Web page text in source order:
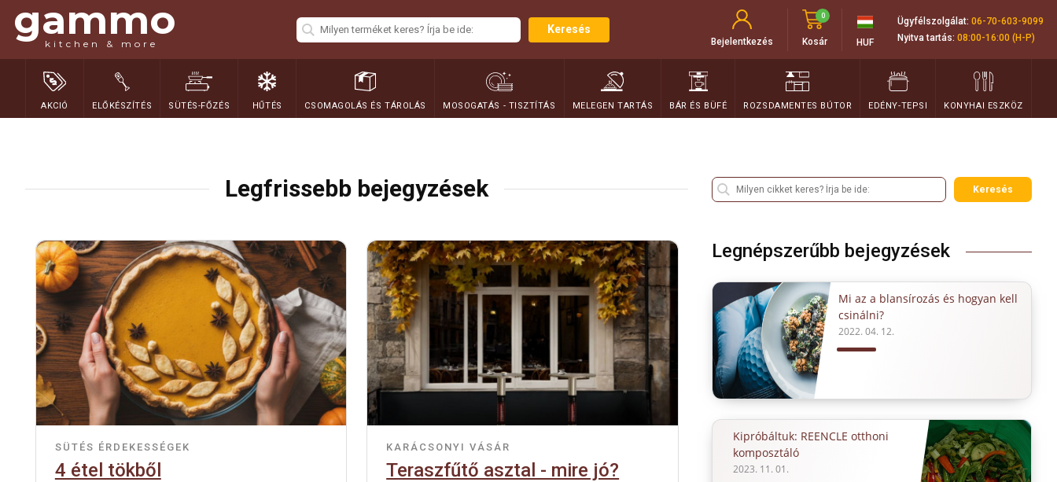
gammo
kitchen & more
Keresés
Bejelentkezés Kosár
0
HUF
Ügyfélszolgálat: 06-70-603-9099
Nyitva tartás: 08:00-16:00 (H-P)
AKCIÓ ELŐKÉSZÍTÉS SÜTÉS-FŐZÉS HŰTÉS CSOMAGOLÁS ÉS TÁROLÁS MOSOGATÁS - TISZTÍTÁS MELEGEN TARTÁS BÁR ÉS BÜFÉ ROZSDAMENTES BÚTOR EDÉNY-TEPSI KONYHAI ESZKÖZ
Legfrissebb bejegyzések
SÜTÉS ÉRDEKESSÉGEK
4 étel tökből
KARÁCSONYI VÁSÁR
Teraszfűtő asztal - mire jó?
Keresés
Legnépszerűbb bejegyzések
Mi az a blansírozás és hogyan kell
csinálni?
2022. 04. 12.
Kipróbáltuk: REENCLE otthoni
komposztáló
2023. 11. 01.